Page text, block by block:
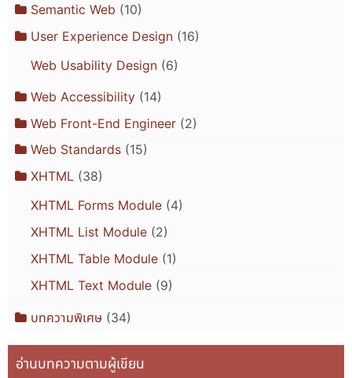
Semantic Web (10)
User Experience Design(16)
Web Usability Design(6)
Web Accessibility(14)
Web Front-End Engineer(2)
Web Standards(15)
XHTML(38)
XHTML Forms Module(4)
XHTML List Module(2)
XHTML Table Module(1)
XHTML Text Module(9)
บทความพิเศษ(34)
อ่านบทความตามผู้เขียน